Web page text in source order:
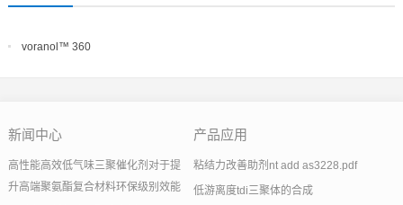
voranol™ 360
新闻中心
高性能高效低气味三聚催化剂对于提
升高端聚氨酯复合材料环保级别效能
产品应用
粘结力改善助剂nt add as3228.pdf
低游离度tdi三聚体的合成